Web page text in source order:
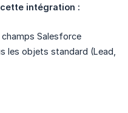
intégration :
Salesforce
les objets standard (Lead,